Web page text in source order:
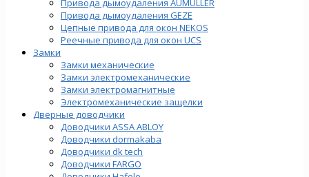
Привода дымоудаления GEZE
Цепные привода для окон NEKOS
Реечные привода для окон UСS
Замки
Замки механические
Замки электромеханические
Замки электромагнитные
Электромеханические защелки
Дверные доводчики
Доводчики ASSA ABLOY
Доводчики dormakaba
Доводчики dk tech
Доводчики FARGO